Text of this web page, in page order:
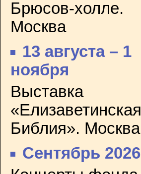
Брюсов-холле.
Москва
13 августа – 1
ноября
Выставка
«Елизаветинская
Библия». Москва
Сентябрь 2026